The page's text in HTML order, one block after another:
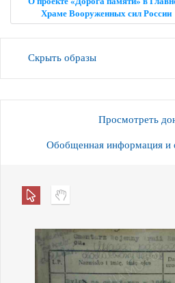
Храме Вооруженных сил России
Скрыть образы
Просмотреть
Обобщенная информация и